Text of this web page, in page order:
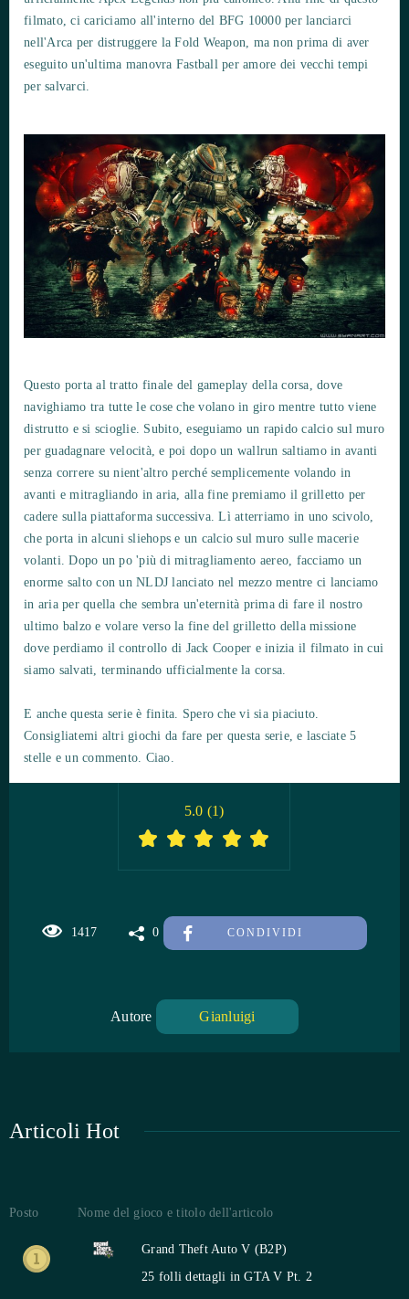
filmato, ci cariciamo all'interno del BFG 10000 per lanciarci
nell'Arca per distruggere la Fold Weapon, ma non prima di aver
eseguito un'ultima manovra Fastball per amore dei vecchi tempi
per salvarci.
Questo porta al tratto finale del gameplay della corsa, dove
navighiamo tra tutte le cose che volano in giro mentre tutto viene
distrutto e si scioglie. Subito, eseguiamo un rapido calcio sul muro
per guadagnare velocità, e poi dopo un wallrun saltiamo in avanti
senza correre su nient'altro perché semplicemente volando in
avanti e mitragliando in aria, alla fine premiamo il grilletto per
cadere sulla piattaforma successiva. Lì atterriamo in uno scivolo,
che porta in alcuni sliehops e un calcio sul muro sulle macerie
volanti. Dopo un po 'più di mitragliamento aereo, facciamo un
enorme salto con un NLDJ lanciato nel mezzo mentre ci lanciamo
in aria per quella che sembra un'eternità prima di fare il nostro
ultimo balzo e volare verso la fine del grilletto della missione
dove perdiamo il controllo di Jack Cooper e inizia il filmato in cui
siamo salvati, terminando ufficialmente la corsa.
E anche questa serie è finita. Spero che vi sia piaciuto.
Consigliatemi altri giochi da fare per questa serie, e lasciate 5
stelle e un commento. Ciao.
1417 0 CONDIVIDI
5.0 (1)
Autore Gianluigi
Articoli Hot
Posto Nome del gioco e titolo dell'articolo
Grand Theft Auto V (B2P)
25 folli dettagli in GTA V Pt. 2